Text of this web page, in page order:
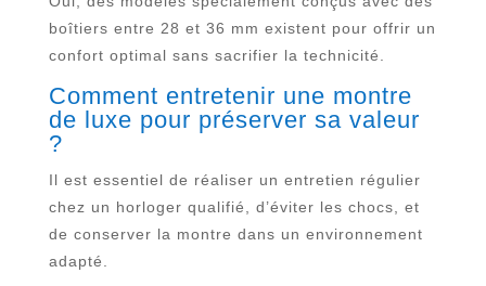
boîtiers entre 28 et 36 mm existent pour offrir un
confort optimal sans sacrifier la technicité.
Comment entretenir une montre
de luxe pour préserver sa valeur
?
Il est essentiel de réaliser un entretien régulier
chez un horloger qualifié, d’éviter les chocs, et
de conserver la montre dans un environnement
adapté.